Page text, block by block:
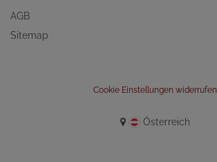
AGB
Sitemap
Cookie Einstellungen widerrufen
Österreich